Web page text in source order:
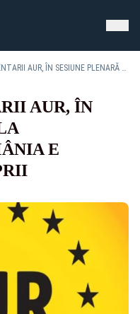
EUROPARLAMENTARII AUR, ÎN SESIUNE PLENARĂ LA STRASBOURG: ROMÂNIA E SABOTATĂ DE PROPRII GUVERNANȚI
AUR, ÎN
E